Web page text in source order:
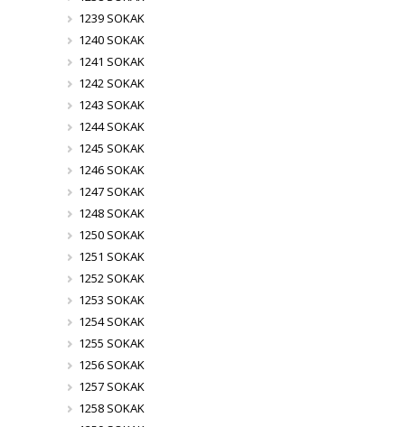
1239 SOKAK
1240 SOKAK
1241 SOKAK
1242 SOKAK
1243 SOKAK
1244 SOKAK
1245 SOKAK
1246 SOKAK
1247 SOKAK
1248 SOKAK
1250 SOKAK
1251 SOKAK
1252 SOKAK
1253 SOKAK
1254 SOKAK
1255 SOKAK
1256 SOKAK
1257 SOKAK
1258 SOKAK